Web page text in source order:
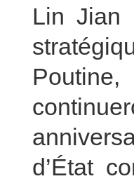
Lin Jian
d’État